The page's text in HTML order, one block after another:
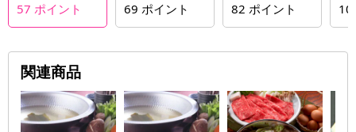
57 ポイント
69 ポイント
82 ポイント
関連商品